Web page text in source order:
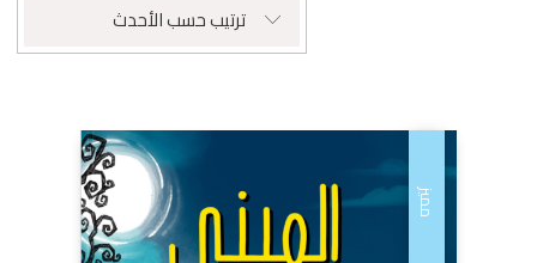
الأحدث
ترتيب حسب الأحدث
مميز